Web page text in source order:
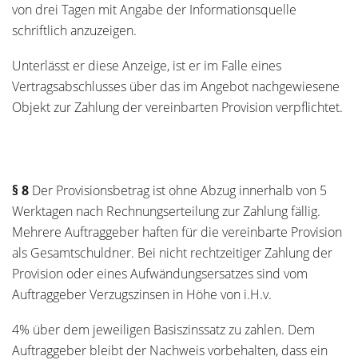
von drei Tagen mit Angabe der Informationsquelle
schriftlich anzuzeigen.
Unterlässt er diese Anzeige, ist er im Falle eines
Vertragsabschlusses über das im Angebot nachgewiesene
Objekt zur Zahlung der vereinbarten Provision verpflichtet.
§ 8 Der Provisionsbetrag ist ohne Abzug innerhalb von 5
Werktagen nach Rechnungserteilung zur Zahlung fällig.
Mehrere Auftraggeber haften für die vereinbarte Provision
als Gesamtschuldner. Bei nicht rechtzeitiger Zahlung der
Provision oder eines Aufwändungsersatzes sind vom
Auftraggeber Verzugszinsen in Höhe von i.H.v.
4% über dem jeweiligen Basiszinssatz zu zahlen. Dem
Auftraggeber bleibt der Nachweis vorbehalten, dass ein